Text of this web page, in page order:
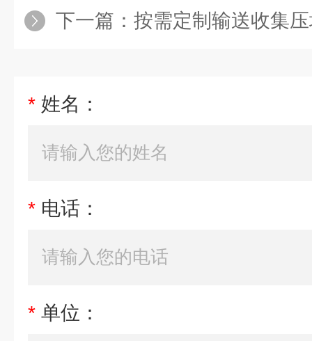
下一篇： 按需定制输送收集压
* 姓名：
* 电话：
* 单位：